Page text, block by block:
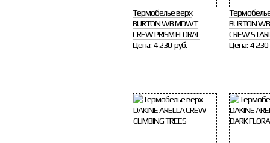
Термобелье верх
BURTON WB MDWT
CREW PRISM FLORAL
Цена: 4 230 руб.
BURTON
CREW
Цена: 4 230